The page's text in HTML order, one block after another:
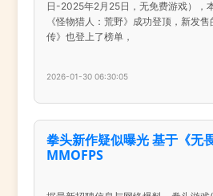
日-2025年2月25日，无免费游戏），
《怪物猎人：荒野》成功登顶，新发
传》也登上了榜单，
2026-01-30 06:30:05
拳头新作疑似曝光 基于《无
MMOFPS